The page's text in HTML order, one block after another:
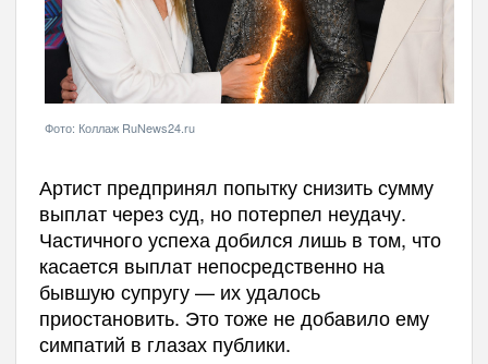
Фото: Коллаж RuNews24.ru
Артист предпринял попытку снизить сумму
выплат через суд, но потерпел неудачу.
Частичного успеха добился лишь в том, что
касается выплат непосредственно на
бывшую супругу — их удалось
приостановить. Это тоже не добавило ему
симпатий в глазах публики.